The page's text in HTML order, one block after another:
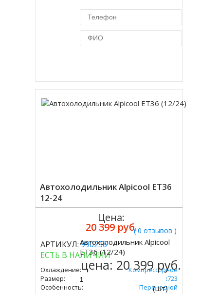
Автохолодильник Alpicool ET36
12-24
( 0 отзывов )
АРТИКУЛ:990256
ЕСТЬ В НАЛИЧИИ
Охлаждение:
Компрессорное
Размер:
365х360х723
Особенность:
Переносной
Цена:
20 399 руб.
Купить
Автохолодильник Alpicool
ET36 (12/24)
цена: 20 399 руб.
(шт)